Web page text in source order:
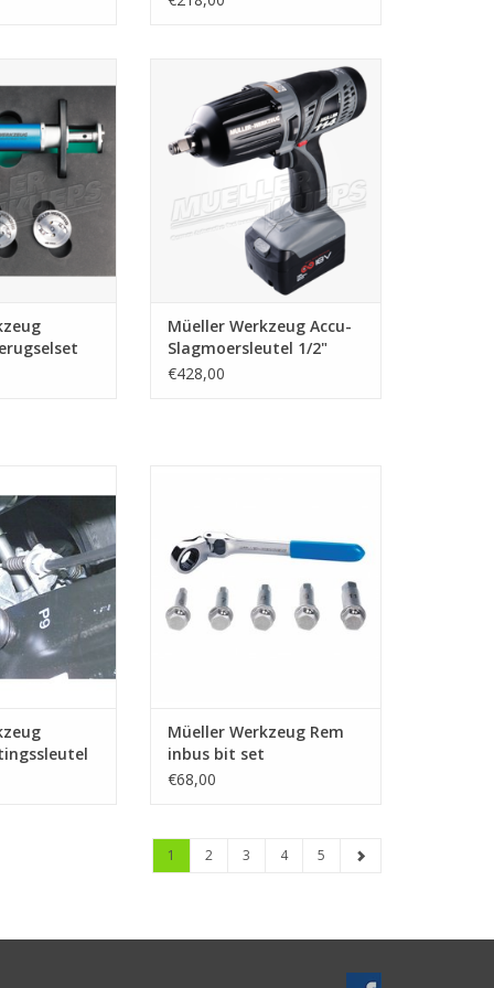
WINKELWAGEN
1/2" EQ 114
Met 1x batterij en snellader in
plastic koffer.
TOEVOEGEN AAN WINKELWAGEN
Müeller Werkzeug Accu-
Slagmoersleutel 1/2"
€428,00
voor het
van
WINKELWAGEN
TOEVOEGEN AAN WINKELWAGEN
Müeller Werkzeug Rem
inbus bit set
€68,00
1 2 3 4 5